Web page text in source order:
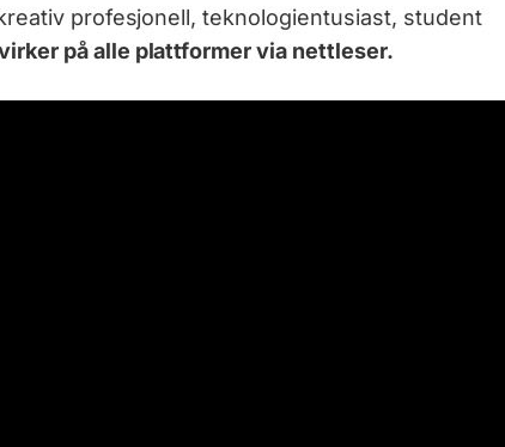
profesjonell, teknologientusiast, student
på alle plattformer via nettleser.